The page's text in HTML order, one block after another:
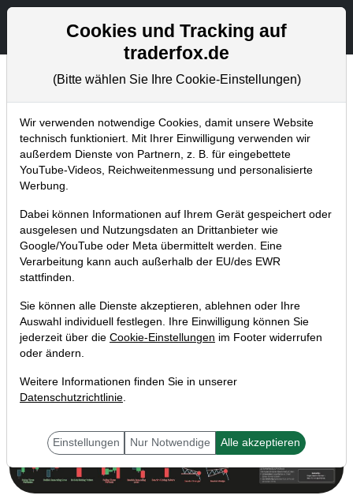
Aktien- und Artikelsuche
Aktuelles
Home Blog Aktuelles
Osteraktion 2025: Börsen-
Mousepad und Rabatte auf unsere
beliebtesten Produkte
11.04.2025 um 14:34 Uhr | S. Betschinger
Cookies und Tracking auf
traderfox.de
(Bitte wählen Sie Ihre Cookie-Einstellungen)
Wir verwenden notwendige Cookies, damit unsere Website
technisch funktioniert. Mit Ihrer Einwilligung verwenden wir
außerdem Dienste von Partnern, z. B. für eingebettete
YouTube-Videos, Reichweitenmessung und personalisierte
Werbung.
Dabei können Informationen auf Ihrem Gerät gespeichert oder
ausgelesen und Nutzungsdaten an Drittanbieter wie
Google/YouTube oder Meta übermittelt werden. Eine
Verarbeitung kann auch außerhalb der EU/des EWR
stattfinden.
Sie können alle Dienste akzeptieren, ablehnen oder Ihre
Auswahl individuell festlegen. Ihre Einwilligung können Sie
jederzeit über die Cookie-Einstellungen im Footer widerrufen
oder ändern.
Weitere Informationen finden Sie in unserer
Datenschutzrichtlinie.
Einstellungen Nur Notwendige Alle akzeptieren